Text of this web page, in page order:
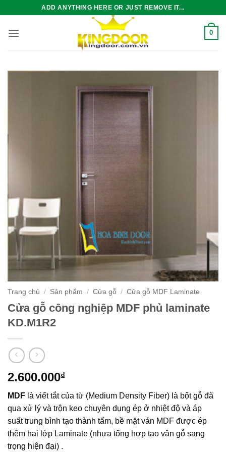
nội
ADD ANYTHING HERE OR JUST REMOVE IT...
0
Trang chủ / Sản phẩm / Cửa gỗ / Cửa gỗ MDF Laminate
Cửa gỗ công nghiệp MDF phủ laminate
KD.M1R2
2.600.000₫
MDF là viết tắt của từ (Medium Density Fiber) là bột gỗ đã
qua xử lý và trộn keo chuyên dụng ép ở nhiệt độ và áp
suất trung bình tạo thành tấm, bề mặt ván MDF được ép
thêm hai lớp Laminate (nhựa tổng hợp tạo vân gỗ sang
trọng hiện đại) .